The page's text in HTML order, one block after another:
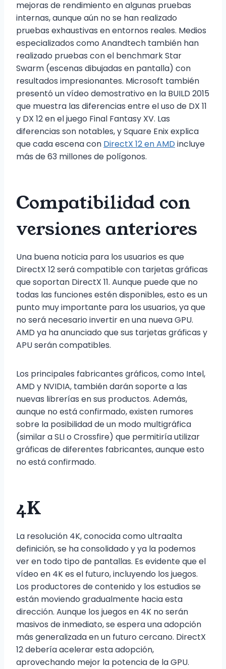
mejoras de rendimiento en algunas pruebas
internas, aunque aún no se han realizado
pruebas exhaustivas en entornos reales. Medios
especializados como Anandtech también han
realizado pruebas con el benchmark Star
Swarm (escenas dibujadas en pantalla) con
resultados impresionantes. Microsoft también
presentó un vídeo demostrativo en la BUILD 2015
que muestra las diferencias entre el uso de DX 11
y DX 12 en el juego Final Fantasy XV. Las
diferencias son notables, y Square Enix explica
que cada escena con DirectX 12 en AMDincluye
más de 63 millones de polígonos.
Compatibilidad con
versiones anteriores
Una buena noticia para los usuarios es que
DirectX 12 será compatible con tarjetas gráficas
que soportan DirectX 11. Aunque puede que no
todas las funciones estén disponibles, esto es un
punto muy importante para los usuarios, ya que
no será necesario invertir en una nueva GPU.
AMD ya ha anunciado que sus tarjetas gráficas y
APU serán compatibles.
Los principales fabricantes gráficos, como Intel,
AMD y NVIDIA, también darán soporte a las
nuevas librerías en sus productos. Además,
aunque no está confirmado, existen rumores
sobre la posibilidad de un modo multigráfica
(similar a SLI o Crossfire) que permitiría utilizar
gráficas de diferentes fabricantes, aunque esto
no está confirmado.
4K
La resolución 4K, conocida como ultraalta
definición, se ha consolidado y ya la podemos
ver en todo tipo de pantallas. Es evidente que el
vídeo en 4K es el futuro, incluyendo los juegos.
Los productores de contenido y los estudios se
están moviendo gradualmente hacia esta
dirección. Aunque los juegos en 4K no serán
masivos de inmediato, se espera una adopción
más generalizada en un futuro cercano. DirectX
12 debería acelerar esta adopción,
aprovechando mejor la potencia de la GPU.